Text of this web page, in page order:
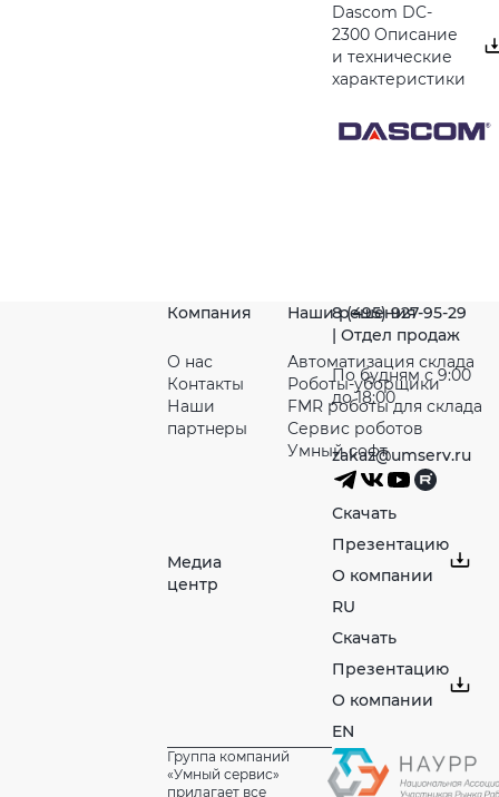
Dascom DC-
2300 Описание
и технические
характеристики
Компания
О нас
Контакты
Наши
партнeры
Медиа
центр
Наши решения
Автоматизация склада
Роботы-уборщики
FMR роботы для склада
Сервис роботов
Умный софт
8 (495) 927-95-29
| Отдел продаж
По будням с 9:00
до 18:00
zakaz@umserv.ru
Скачать
Презентацию
О компании
RU
Скачать
Презентацию
О компании
EN
Группа компаний
«Умный сервис»
прилагает все